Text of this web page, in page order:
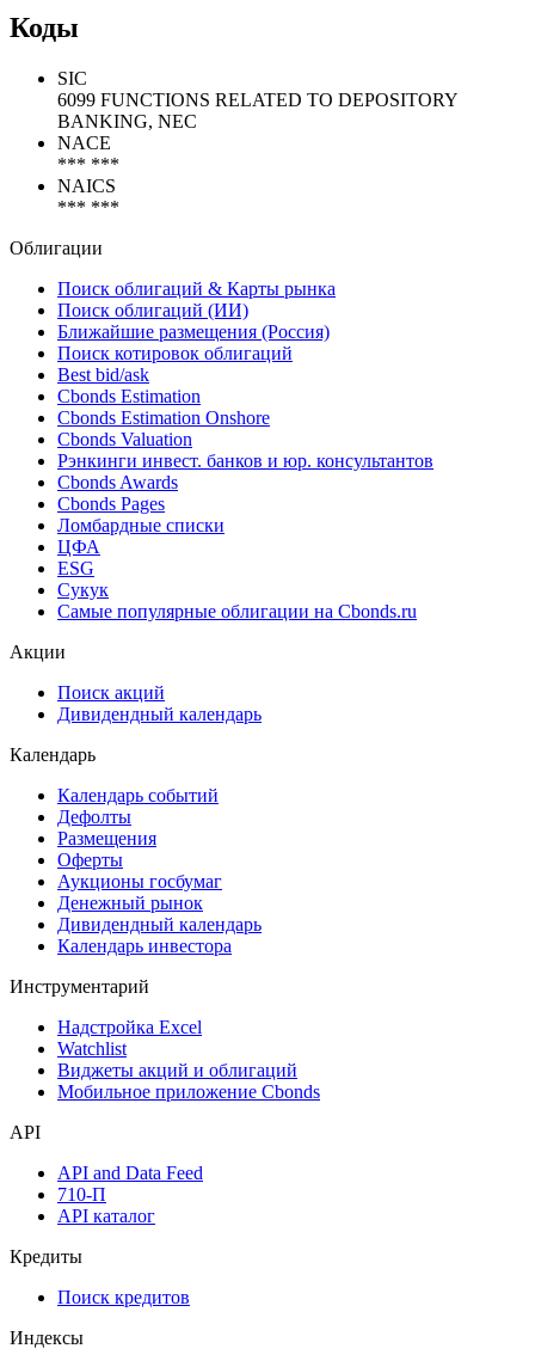
с
Коды
SIC
6099 FUNCTIONS RELATED TO DEPOSITORY
BANKING, NEC
*** ***
*** ***
Облигации
Поиск облигаций & Карты рынка
Поиск облигаций (ИИ)
Ближайшие размещения (Россия)
Поиск котировок облигаций
Best bid/ask
Cbonds Estimation
Cbonds Estimation Onshore
Cbonds Valuation
Рэнкинги инвест. банков и юр. консультантов
Cbonds Awards
Cbonds Pages
Ломбардные списки
ESG
Самые популярные облигации на Cbonds.ru
Дивидендный календарь
Календарь
Календарь событий
Дефолты
Размещения
Оферты
Аукционы госбумаг
Денежный рынок
Календарь инвестора
Инструментарий
Надстройка Excel
Мобильное приложение Cbonds
API
API and Data Feed
API каталог
Кредиты